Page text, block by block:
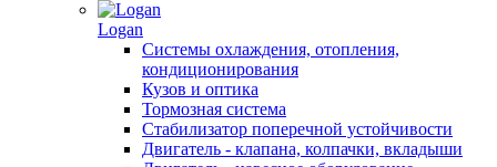
Logan
Системы охлаждения, отопления,
кондиционирования
Кузов и оптика
Тормозная система
Стабилизатор поперечной устойчивости
Двигатель - клапана, колпачки, вкладыши